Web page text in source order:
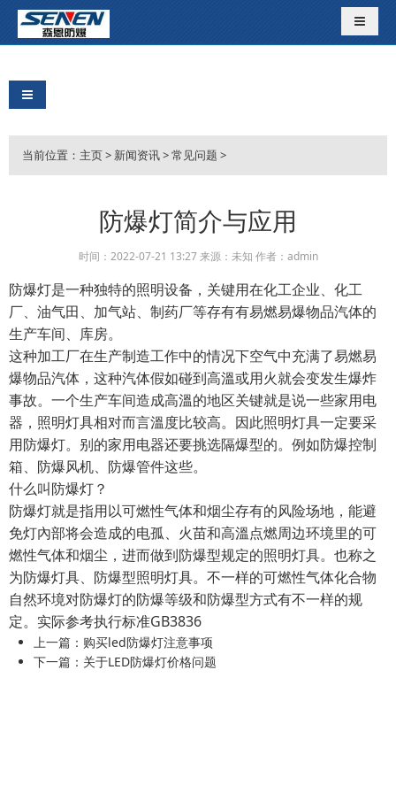
导航切
导航切换
当前位置： 主页> 新闻资讯>常见问题 >
防爆灯简介与应用
时间：2022-07-21 13:27 来源：未知 作者：admin
防爆灯是一种独特的照明设备，关键用在化工企业、化工
厂、油气田、加气站、制药厂等存有有易燃易爆物品汽体的
生产车间、库房。
这种加工厂在生产制造工作中的情况下空气中充满了易燃易
爆物品汽体，这种汽体假如碰到高溫或用火就会变发生爆炸
事故。一个生产车间造成高溫的地区关键就是说一些家用电
器，照明灯具相对而言溫度比较高。因此照明灯具一定要采
用防爆灯。别的家用电器还要挑选隔爆型的。例如防爆控制
箱、防爆风机、防爆管件这些。
什么叫防爆灯？
防爆灯就是指用以可燃性气体和烟尘存有的风险场地，能避
免灯內部将会造成的电孤、火苗和高溫点燃周边环境里的可
燃性气体和烟尘，进而做到防爆型规定的照明灯具。也称之
为防爆灯具、防爆型照明灯具。不一样的可燃性气体化合物
自然环境对防爆灯的防爆等级和防爆型方式有不一样的规
定。实际参考执行标准GB3836
上一篇： 购买led防爆灯注意事项
下一篇： 关于LED防爆灯价格问题